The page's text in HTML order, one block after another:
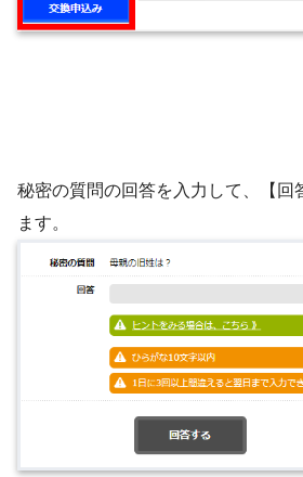
秘密の質問の回答を入力して、【回
ます。